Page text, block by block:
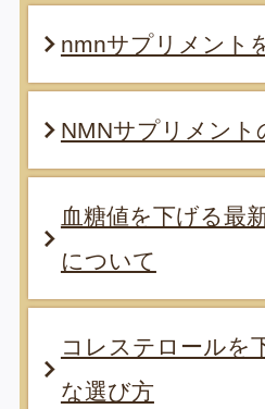
nmnサプリメント
NMNサプリメント
血糖値を下げる最
について
コレステロールを
な選び方